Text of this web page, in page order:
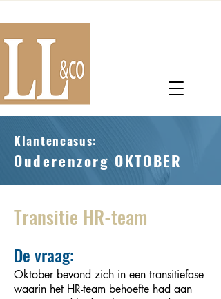
Klantencasus:
Ouderenzorg OKTOBER
Transitie HR-team
De vraag:
Oktober bevond zich in een transitiefase
waarin het HR-team behoefte had aan